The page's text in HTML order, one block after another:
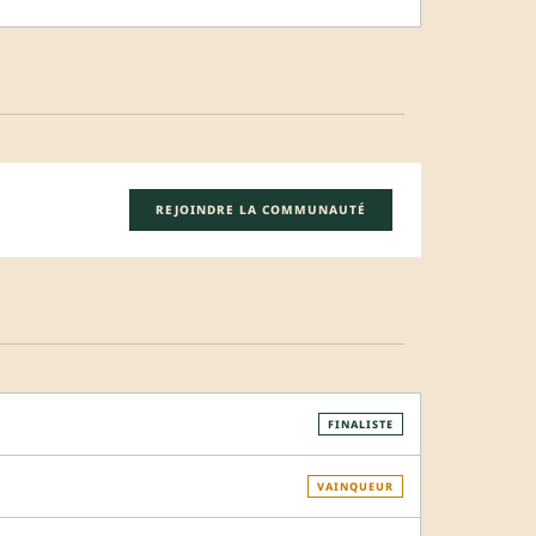
REJOINDRE LA COMMUNAUTÉ
FINALISTE
VAINQUEUR